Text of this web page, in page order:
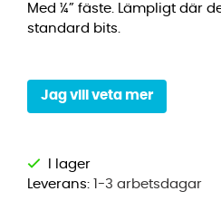
Med ¼” fäste. Lämpligt där
standard bits.
Jag vill veta mer
Leverans: 1-3 arbetsdagar